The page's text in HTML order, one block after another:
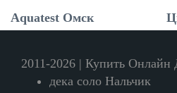
Aquatest Омск
2011-2026 | Купить
дека соло Нальчик